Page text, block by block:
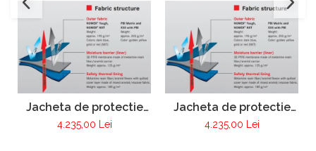
Jacheta de protectie
FIRE MAX 3 albastru
inchis, NOMEX®
4.235,00 Lei
Jacheta de protectie
FIRE MAX 3 galben,
NOMEX® Tought
4.235,00 Lei